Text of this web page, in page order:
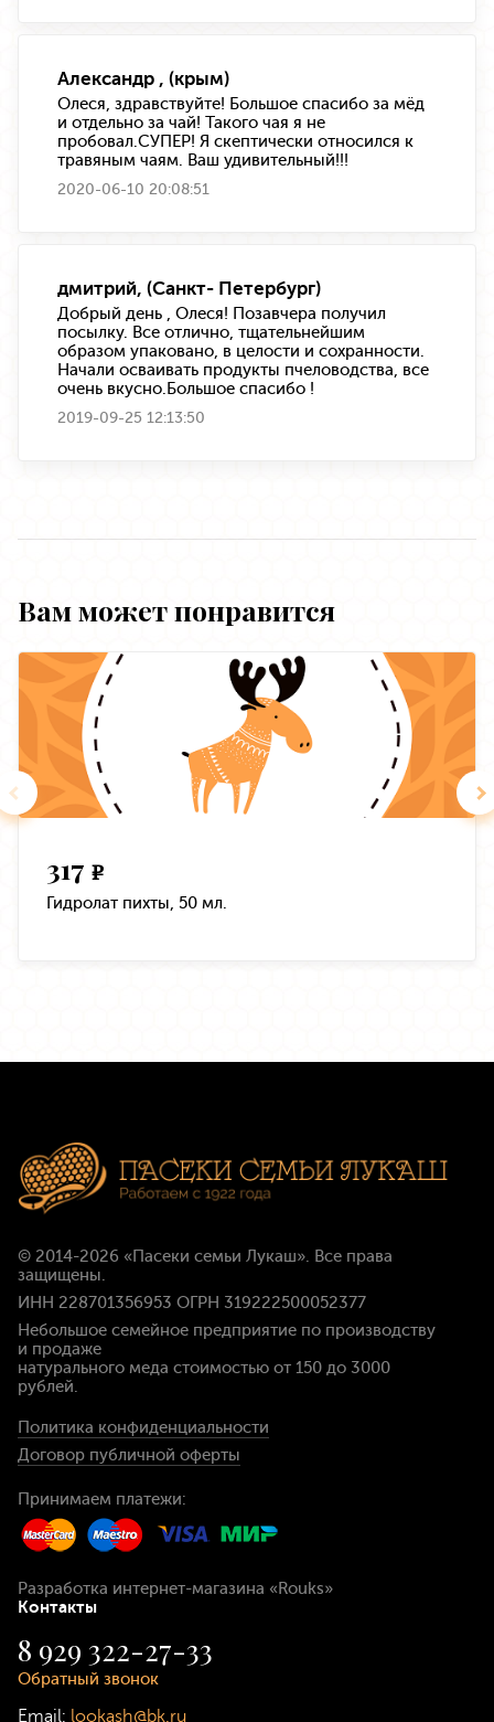
Александр , (крым)
Олеся, здравствуйте! Большое спасибо за мёд
и отдельно за чай! Такого чая я не
пробовал.СУПЕР! Я скептически относился к
травяным чаям. Ваш удивительный!!!
2020-06-10 20:08:51
дмитрий, (Санкт- Петербург)
Добрый день , Олеся! Позавчера получил
посылку. Все отлично, тщательнейшим
образом упаковано, в целости и сохранности.
Начали осваивать продукты пчеловодства, все
очень вкусно.Большое спасибо !
2019-09-25 12:13:50
Вам может понравится
317 e
Гидролат пихты, 50 мл.
© 2014-2026 «Пасеки семьи Лукаш». Все права
защищены.
ИНН 228701356953 ОГРН 319222500052377
Небольшое семейное предприятие по производству
и продаже
натурального меда стоимостью от 150 до 3000
рублей.
Политика конфиденциальности
Договор публичной оферты
Принимаем платежи:
Разработка интернет-магазина «Rouks»
Контакты
8 929 322-27-33
Обратный звонок
Email: lookash@bk.ru